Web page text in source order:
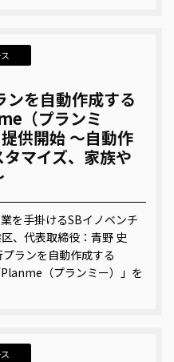
ンを自動作成する
（プランミ
供開始 ～自動作
マイズ、家族や
を手掛けるSBイノベンチ
、代表取締役：青野 史
ランを自動作成する
（プランミー）」を